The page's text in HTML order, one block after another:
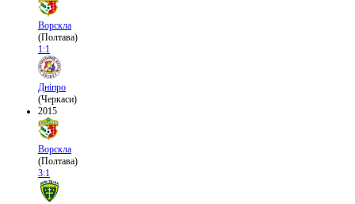
Ворскла
(Полтава)
1:1
Дніпро
(Черкаси)
2015
Ворскла
(Полтава)
3:1